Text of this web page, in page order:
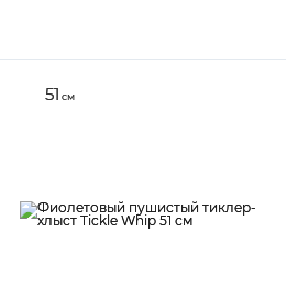
51 см